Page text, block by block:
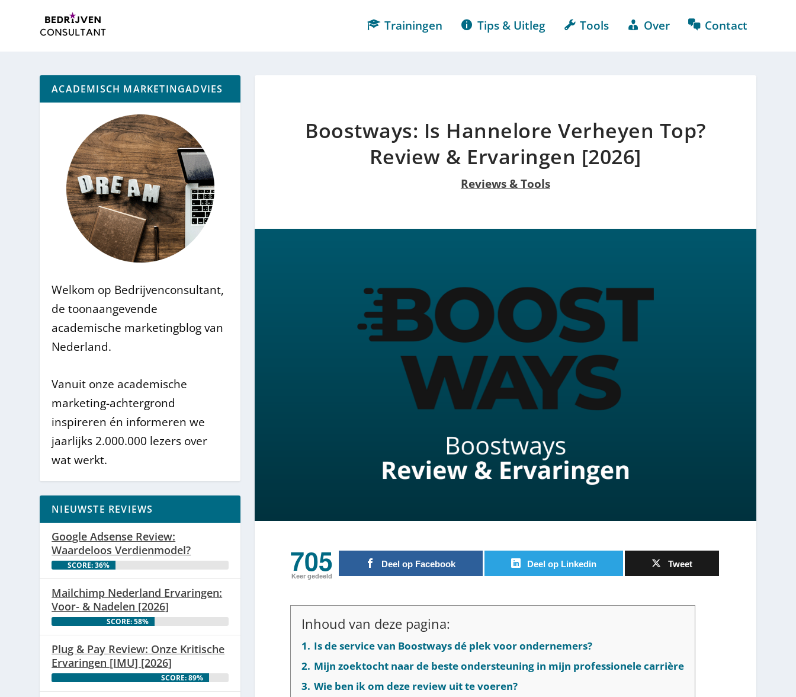
Trainingen Tips & Uitleg Tools Over Contact
Boostways: Is Hannelore Verheyen Top?
Review & Ervaringen [2026]
Reviews & Tools
705
Keer gedeeld
Deel op Facebook Deel op Linkedin Tweet
Inhoud van deze pagina:
1. Is de service van Boostways dé plek voor ondernemers?
2. Mijn zoektocht naar de beste ondersteuning in mijn professionele carrière
3. Wie ben ik om deze review uit te voeren?
ACADEMISCH MARKETINGADVIES
Welkom op Bedrijvenconsultant,
de toonaangevende
academische marketingblog van
Nederland.
Vanuit onze academische
marketing-achtergrond
inspireren én informeren we
jaarlijks 2.000.000 lezers over
wat werkt.
NIEUWSTE REVIEWS
Google Adsense Review:
Waardeloos Verdienmodel?
SCORE: 36%
Mailchimp Nederland Ervaringen:
Voor- & Nadelen [2026]
SCORE: 58%
Plug & Pay Review: Onze Kritische
Ervaringen [IMU] [2026]
SCORE: 89%